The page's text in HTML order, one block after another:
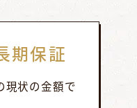
期保証
現状の金額で